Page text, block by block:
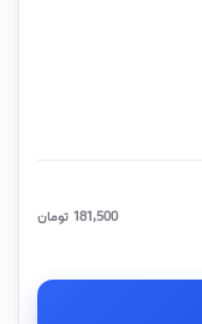
تومان 181,500